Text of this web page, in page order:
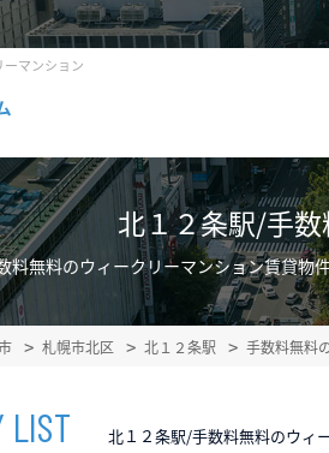
マンション
北１２条駅/手
料無料のウィークリーマンション賃貸物
札幌市北区 北１２条駅 手数料無料
LIST 北１２条駅/手数料無料のウィ